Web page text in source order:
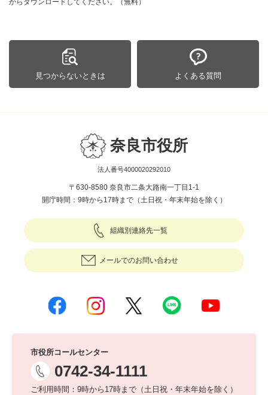
見つからないときは よくある質問
奈良市役所
法人番号4000020292010
〒630-8580 奈良市二条大路南一丁目1-1
開庁時間：9時から17時まで（土日祝・年末年始を除く）
組織別連絡先一覧
メールでのお問い合わせ
市役所コールセンター
0742-34-1111
ご利用時間：9時から17時まで（土日祝・年末年始を除く）